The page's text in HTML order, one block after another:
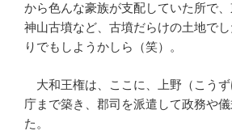
から色んな豪族が支配していた所で
神山古墳など、古墳だらけの土地で
りでもしようかしら（笑）。
大和王権は、ここに、上野（こう
庁まで築き、郡司を派遣して政務や
た。